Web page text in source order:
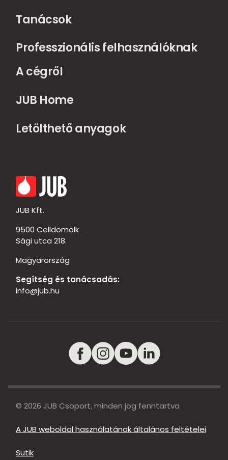
Tanácsok
Professzionális felhasználóknak
A cégről
JUB Home
Letölthető anyagok
JUB Kft.
9500 Celldömölk
Sági utca 218.
Magyarország
Segítség és tanácsadás:
info@jub.hu
© 2026 JUB Csoport, minden jog fenntartva
A JUB weboldal használatának általános feltételei
Sütik